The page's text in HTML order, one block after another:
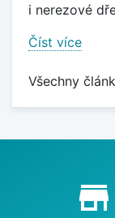
i nerezové
Číst více
Všechny
Proč store_mall_directory